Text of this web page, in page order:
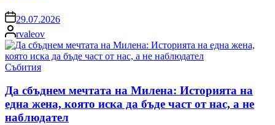
on 29.07.2026
Posted
by
rvaleov
Posted
Събития
Да сбъднем мечтата на Милена: Историята на
една жена, която иска да бъде част от нас, а не
наблюдател